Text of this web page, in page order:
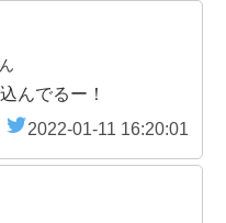
んでるー！
2022-01-11 16:20:01